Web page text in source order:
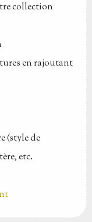
collection
en rajoutant
(style de
etc.